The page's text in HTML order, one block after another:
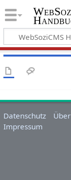
Datenschutz
Impressum